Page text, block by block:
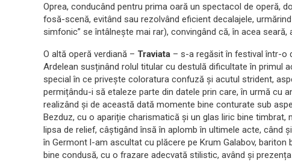
Oprea, conducând pentru prima oară un spectacol de operă,
fosă-scenă, evitând sau rezolvând eficient decalajele,
simfonic” se întâlnește mai rar), convingând că, în acea seară,
O altă operă verdiană – Traviata – s-a regăsit în festival într-o
Ardelean susținând rolul titular cu destulă dificultate în primul
special în ce privește coloratura confuză și acutul strident,
permițându-i să etaleze parte din datele prin care, în urmă cu
realizând și de această dată momente bine conturate sub
Bezduz, cu o apariție charismatică și un glas liric bine
lipsa de relief, câștigând însă în aplomb în ultimele acte, când
în Germont l-am ascultat cu plăcere pe Krum Galabov,
bine condusă, cu o frazare adecvată stilistic, având și